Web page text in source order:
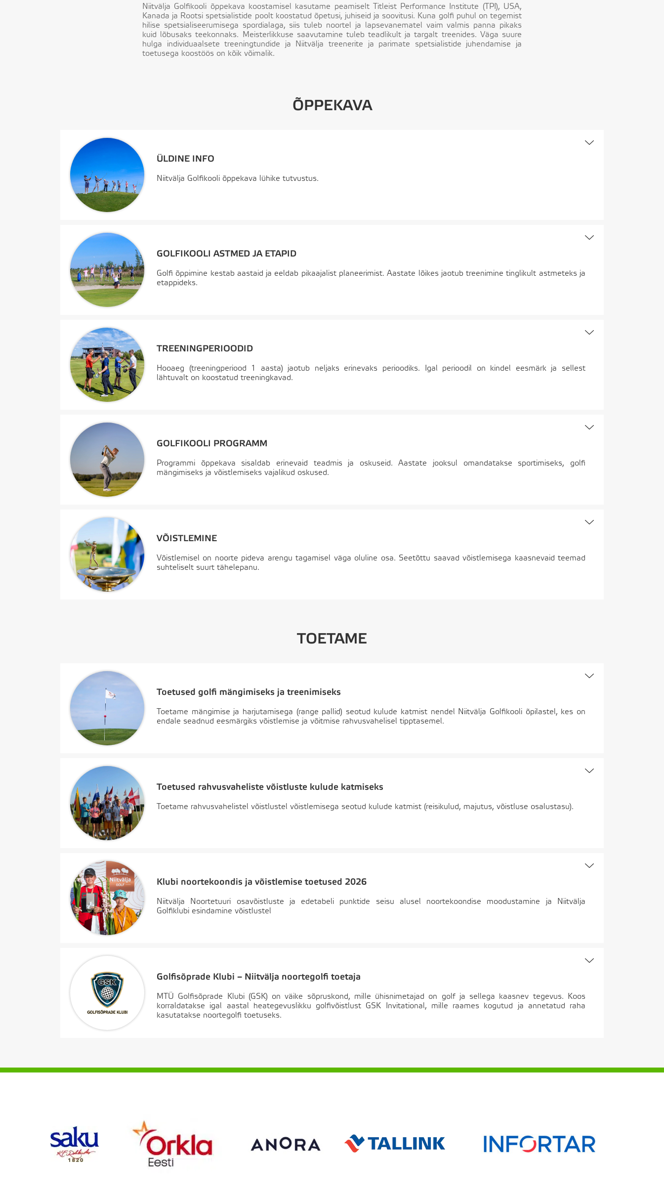
Niitvälja Golfikooli õppekava koostamisel kasutame peamiselt Titleist Performance Institute (TPI), USA,
Kanada ja Rootsi spetsialistide poolt koostatud õpetusi, juhiseid ja soovitusi. Kuna golfi puhul on tegemist
hilise spetsialiseerumisega spordialaga, siis tuleb noortel ja lapsevanematel vaim valmis panna pikaks
kuid lõbusaks teekonnaks. Meisterlikkuse saavutamine tuleb teadlikult ja targalt treenides. Väga suure
hulga individuaalsete treeningtundide ja Niitvälja treenerite ja parimate spetsialistide juhendamise ja
toetusega koostöös on kõik võimalik.
ÕPPEKAVA
ÜLDINE INFO
Niitvälja Golfikooli õppekava lühike tutvustus.
GOLFIKOOLI ASTMED JA ETAPID
Golfi õppimine kestab aastaid ja eeldab pikaajalist planeerimist. Aastate lõikes jaotub treenimine tinglikult astmeteks ja
etappideks.
TREENINGPERIOODID
Hooaeg (treeningperiood 1 aasta) jaotub neljaks erinevaks perioodiks. Igal perioodil on kindel eesmärk ja sellest
lähtuvalt on koostatud treeningkavad.
GOLFIKOOLI PROGRAMM
Programmi õppekava sisaldab erinevaid teadmis ja oskuseid. Aastate jooksul omandatakse sportimiseks, golfi
mängimiseks ja võistlemiseks vajalikud oskused.
VÕISTLEMINE
Võistlemisel on noorte pideva arengu tagamisel väga oluline osa. Seetõttu saavad võistlemisega kaasnevaid teemad
suhteliselt suurt tähelepanu.
TOETAME
Toetused golfi mängimiseks ja treenimiseks
Toetame mängimise ja harjutamisega (range pallid) seotud kulude katmist nendel Niitvälja Golfikooli õpilastel, kes on
endale seadnud eesmärgiks võistlemise ja võitmise rahvusvahelisel tipptasemel.
Toetused rahvusvaheliste võistluste kulude katmiseks
Toetame rahvusvahelistel võistlustel võistlemisega seotud kulude katmist (reisikulud, majutus, võistluse osalustasu).
Klubi noortekoondis ja võistlemise toetused 2026
Niitvälja Noortetuuri osavõistluste ja edetabeli punktide seisu alusel noortekoondise moodustamine ja Niitvälja
Golfiklubi esindamine võistlustel
Golfisõprade Klubi – Niitvälja noortegolfi toetaja
MTÜ Golfisõprade Klubi (GSK) on väike sõpruskond, mille ühisnimetajad on golf ja sellega kaasnev tegevus. Koos
korraldatakse igal aastal heategevuslikku golfivõistlust GSK Invitational, mille raames kogutud ja annetatud raha
kasutatakse noortegolfi toetuseks.